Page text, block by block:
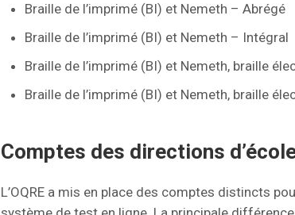
Braille de l’imprimé (BI) et Nemeth – Abrégé
Braille de l’imprimé (BI) et Nemeth – Intégral
Braille de l’imprimé (BI) et Nemeth, braille
Braille de l’imprimé (BI) et Nemeth, braille
Comptes des directions
L’OQRE a mis en place des comptes distincts